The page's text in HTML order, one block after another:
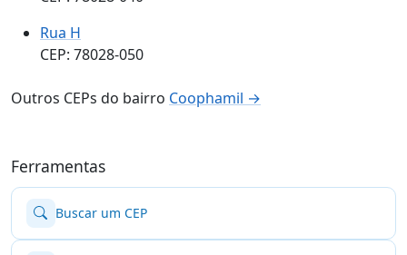
Rua H
CEP: 78028-050
Outros CEPs do bairro Coophamil →
Ferramentas
Buscar um CEP